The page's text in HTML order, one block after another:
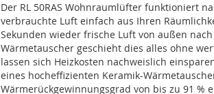
Der RL 50RAS Wohnraumlüfter funktioniert
verbrauchte Luft einfach aus Ihren
Sekunden wieder frische Luft von außen
Wärmetauscher geschieht dies alles ohne
lassen sich Heizkosten nachweislich
eines hocheffizienten Keramik-
Wärmerückgewinnungsgrad von bis zu 91 %